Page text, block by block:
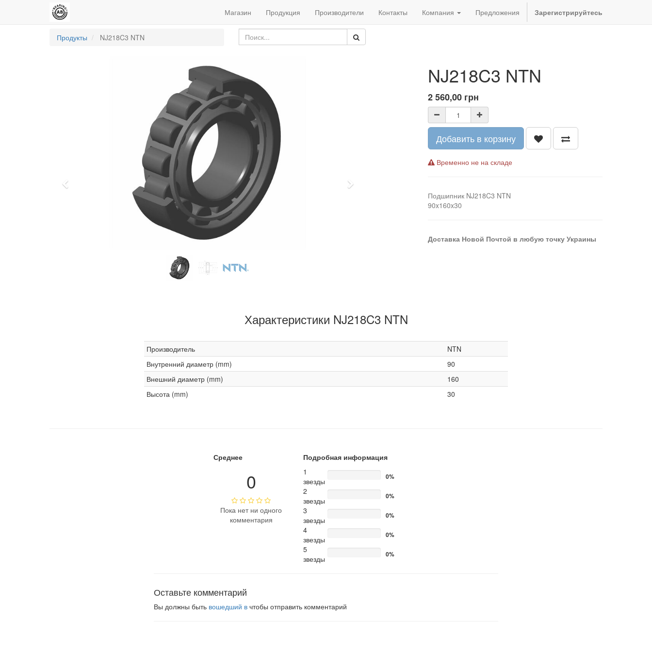
Магазин Продукция Производители Контакты Компания Предложения Зарегистрируйтесь
Продукты NJ218C3 NTN
Next
NJ218C3 NTN
2 560,00 грн
Добавить в корзину
Временно не на складе
Подшипник NJ218C3 NTN
90x160x30
Доставка Новой Почтой в любую точку Украины
Характеристики NJ218C3 NTN
Производитель
NTN
Внутренний диаметр (mm)
90
Внешний диаметр (mm)
160
Высота (mm)
30
Среднее
0
Пока нет ни одного
комментария
Подробная информация
1
звезды
0%
2
звезды
0%
3
звезды
0%
4
звезды
0%
5
звезды
0%
Оставьте комментарий
Вы должны быть вошедший в чтобы отправить комментарий